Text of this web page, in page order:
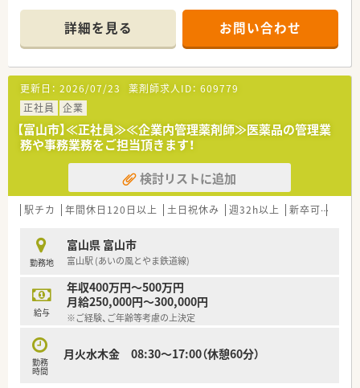
需しており、1日あたり約50枚程度を対応している環境です
■薬剤師は常時2名体制で事務スタッフも2名在籍しており、全
員で協力しながら業務を進めることができる安心の体制です
【勤務実態について】
■月の平均残業時間は8時間程度と非常に少なく抑えられてお
り、仕事終わりのプライベートな時間も大切にできる環境です
■年間休日は120日以上確保されており、しっかりとした休息を
取ることができるため、ワークライフバランスが良好です
■近隣店舗にはラウンダー薬剤師が配置されているため、急な体
調不良や用事の際にも休みを取りやすいサポート体制がありま
【想定される業務内容】
どであり、地域の患者様の健康をサポートする役割を担います
■電子薬歴や調剤監査システムなどの最新機器が導入されてお
り、安全かつスピーディーに業務を進めることが可能です
■患者様からの健康相談にも対応し、お薬に関する専門的なアド
バイスを通じて信頼関係を築いていくことが期待されています
【こんな方にオススメ】
プライベートや家庭の時間も大切にしたい方に最適です
詳細を見る お問い合わせ
更新日： 2026/07/23 薬剤師求人ID： 609779
正社員
企業
【富山市】≪正社員≫≪企業内管理薬剤師≫医薬品の管理業
務や事務業務をご担当頂きます！
検討リストに追加
駅チカ 年間休日120日以上 土日祝休み 週32h以上 新卒可
勤務地
富山県 富山市
富山駅 (あいの風とやま鉄道線)
給与
年収400万円～500万円
月給250,000円～300,000円
※ご経験、ご年齢等考慮の上決定
勤務
時間
月火水木金 08:30～17:00（休憩60分）